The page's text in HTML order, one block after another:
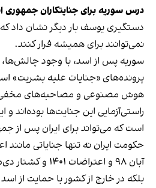
درس سوریه برای جنایتکاران جمهوری
دستگیری یوسف بار دیگر نشان داد
نمی‌توانند برای همیشه فرار کنند.
سوریه پس از اسد، با وجود چالش‌ها،
پرونده‌های «جنایات علیه بشریت»
هوش مصنوعی و مصاحبه‌های مخفی،
راستی‌آزمایی این جنایت‌ها بوده‌اند و
است که می‌تواند برای ایران پس از
بلکه در خارج از کشور با حمایت از